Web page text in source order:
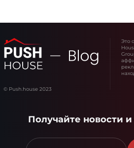
© Push.house 2023
Это
Получайте новости